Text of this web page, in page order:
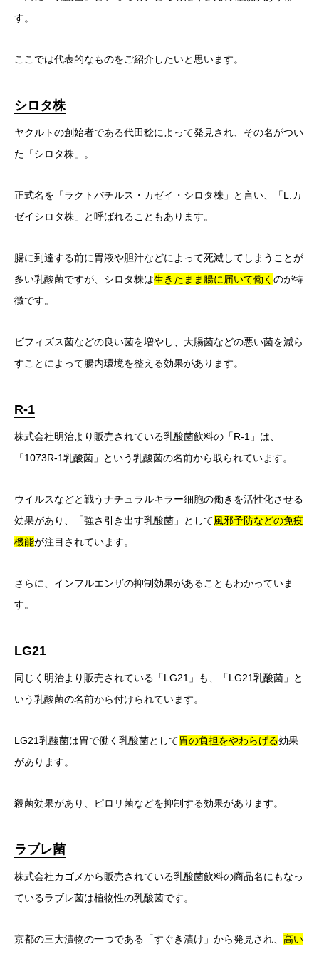
す。
ここでは代表的なものをご紹介したいと思います。
シロタ株
ヤクルトの創始者である代田稔によって発見され、その名がつい
た「シロタ株」。
正式名を「ラクトバチルス・カゼイ・シロタ株」と言い、「L.カ
ゼイシロタ株」と呼ばれることもあります。
腸に到達する前に胃液や胆汁などによって死滅してしまうことが
多い乳酸菌ですが、シロタ株は生きたまま腸に届いて働く のが特
徴です。
ビフィズス菌などの良い菌を増やし、大腸菌などの悪い菌を減ら
すことによって腸内環境を整える効果があります。
R-1
株式会社明治より販売されている乳酸菌飲料の「R-1」は、
「1073R-1乳酸菌」という乳酸菌の名前から取られています。
ウイルスなどと戦うナチュラルキラー細胞の働きを活性化させる
効果があり、「強さ引き出す乳酸菌」として風邪予防などの免疫
機能が注目されています。
さらに、インフルエンザの抑制効果があることもわかっていま
す。
LG21
同じく明治より販売されている「LG21」も、「LG21乳酸菌」と
いう乳酸菌の名前から付けられています。
LG21乳酸菌は胃で働く乳酸菌として胃の負担をやわらげる効果
があります。
殺菌効果があり、ピロリ菌などを抑制する効果があります。
ラブレ菌
株式会社カゴメから販売されている乳酸菌飲料の商品名にもなっ
ているラブレ菌は植物性の乳酸菌です。
京都の三大漬物の一つである「すぐき漬け」から発見され、 高い